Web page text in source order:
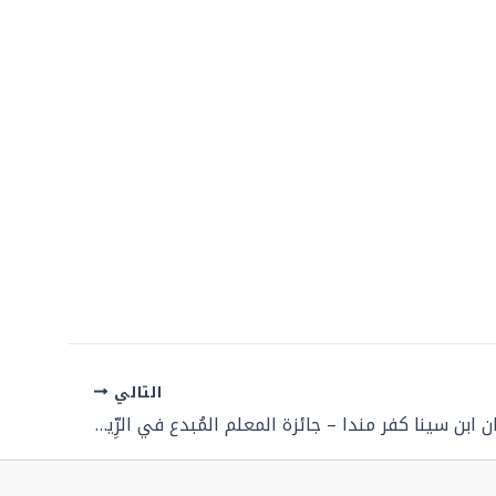
التالي
فيلم آمال زيدان ابن سينا كفر مندا – جائزة المعلم المُبدع في الرِّياضيَّات 2025 – 2024